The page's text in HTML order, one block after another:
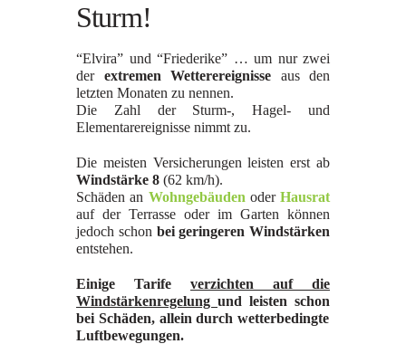
Sturm!
“Elvira” und “Friederike” … um nur zwei
der extremen Wetterereignisse aus den
letzten Monaten zu nennen.
Die Zahl der Sturm-, Hagel- und
Elementarereignisse nimmt zu.
Die meisten Versicherungen leisten erst ab
Windstärke 8 (62 km/h).
Schäden an Wohngebäuden oder Hausrat
auf der Terrasse oder im Garten können
jedoch schon bei geringeren Windstärken
entstehen.
Einige Tarife verzichten auf die
Windstärkenregelung und leisten schon
bei Schäden, allein durch wetterbedingte
Luftbewegungen.